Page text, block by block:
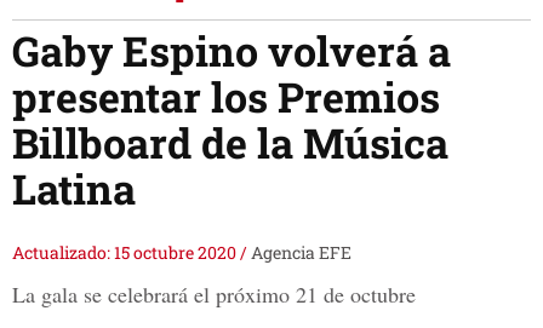
Gaby Espino volverá a
presentar los Premios
Billboard de la Música
Latina
Actualizado: 15 octubre 2020/Agencia EFE
La gala se celebrará el próximo 21 de octubre